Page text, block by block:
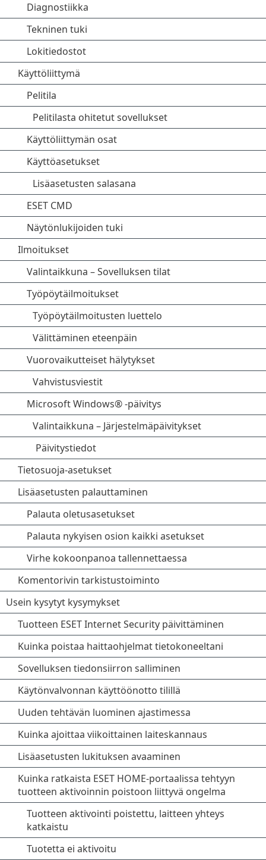
Diagnostiikka
Tekninen tuki
Lokitiedostot
Käyttöliittymä
Pelitila
Pelitilasta ohitetut sovellukset
Käyttöliittymän osat
Käyttöasetukset
Lisäasetusten salasana
ESET CMD
Näytönlukijoiden tuki
Ilmoitukset
Valintaikkuna – Sovelluksen tilat
Työpöytäilmoitukset
Työpöytäilmoitusten luettelo
Välittäminen eteenpäin
Vuorovaikutteiset hälytykset
Vahvistusviestit
Microsoft Windows® -päivitys
Valintaikkuna – Järjestelmäpäivitykset
Päivitystiedot
Tietosuoja-asetukset
Lisäasetusten palauttaminen
Palauta oletusasetukset
Palauta nykyisen osion kaikki asetukset
Virhe kokoonpanoa tallennettaessa
Komentorivin tarkistustoiminto
Usein kysytyt kysymykset
Tuotteen ESET Internet Security päivittäminen
Kuinka poistaa haittaohjelmat tietokoneeltani
Sovelluksen tiedonsiirron salliminen
Käytönvalvonnan käyttöönotto tilillä
Uuden tehtävän luominen ajastimessa
Kuinka ajoittaa viikoittainen laiteskannaus
Lisäasetusten lukituksen avaaminen
Kuinka ratkaista ESET HOME-portaalissa tehtyyn
tuotteen aktivoinnin poistoon liittyvä ongelma
Tuotteen aktivointi poistettu, laitteen yhteys
katkaistu
Tuotetta ei aktivoitu